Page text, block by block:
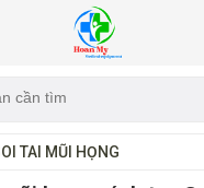
TAI MŨI HỌNG